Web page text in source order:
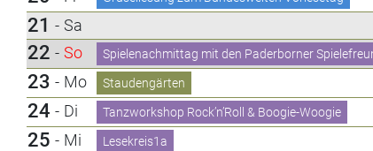
21 - Sa
22 - So Spielenachmittag mit den Paderborner
23 - Mo Staudengärten
24 - Di Tanzworkshop Rock’n’Roll & Boogie-Woogie
25 - Mi Lesekreis1a